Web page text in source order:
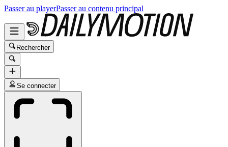
Passer au playerPasser au contenu principal
Rechercher
Se connecter